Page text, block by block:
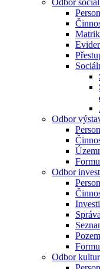
Odbor
Odbor
Odbor
Odbor